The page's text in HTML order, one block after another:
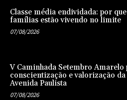
Classe média endividada: por
famílias estão vivendo no limite
07/08/2026
V Caminhada Setembro Amarelo
conscientização e valorização
Avenida Paulista
07/08/2026